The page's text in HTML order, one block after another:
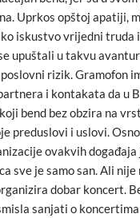
Uprkos opštoj apatiji,
iskustvo vrijedni truda
upuštali u takvu
rizik. Gramofon
i kontakata da u
bend bez obzira na
preduslovi i uslovi.
ovakvih događaja
sve je samo san. Ali
dobar koncert.
sanjati o